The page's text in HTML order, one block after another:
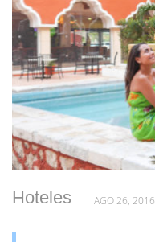
Hoteles AGO 26, 2016